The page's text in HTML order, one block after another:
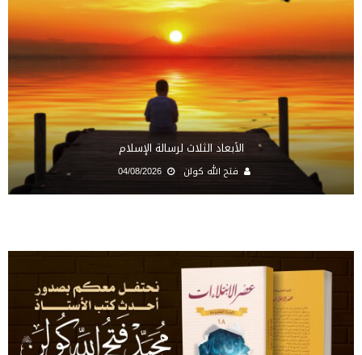
الأبعاد الثلاث لرسالة الإسلام
فتح الله كولن 04/08/2026